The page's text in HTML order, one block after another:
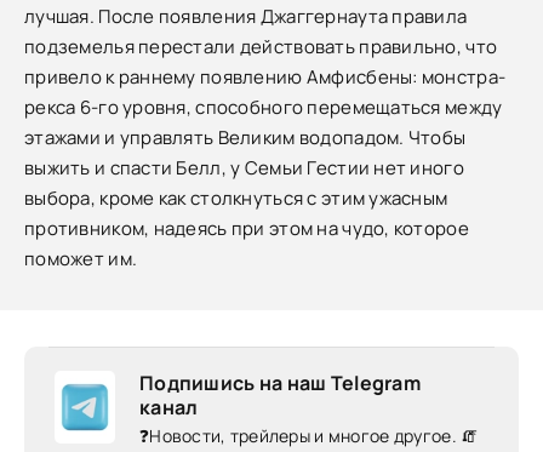
лучшая. После появления Джаггернаута правила
подземелья перестали действовать правильно, что
привело к раннему появлению Амфисбены: монстра-
рекса 6-го уровня, способного перемещаться между
этажами и управлять Великим водопадом. Чтобы
выжить и спасти Белл, у Семьи Гестии нет иного
выбора, кроме как столкнуться с этим ужасным
противником, надеясь при этом на чудо, которое
поможет им.
Подпишись на наш Telegram
канал
❓Новости, трейлеры и многое другое. 🧯